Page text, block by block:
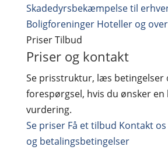
Skadedyrsbekæmpelse til
Boligforeninger Hoteller og
PriserTilbud
Priser og kontakt
Se prisstruktur, læs betingelser
forespørgsel, hvis du ønsker en
vurdering.
Se priser Få et tilbud Kontakt os
og betalingsbetingelser